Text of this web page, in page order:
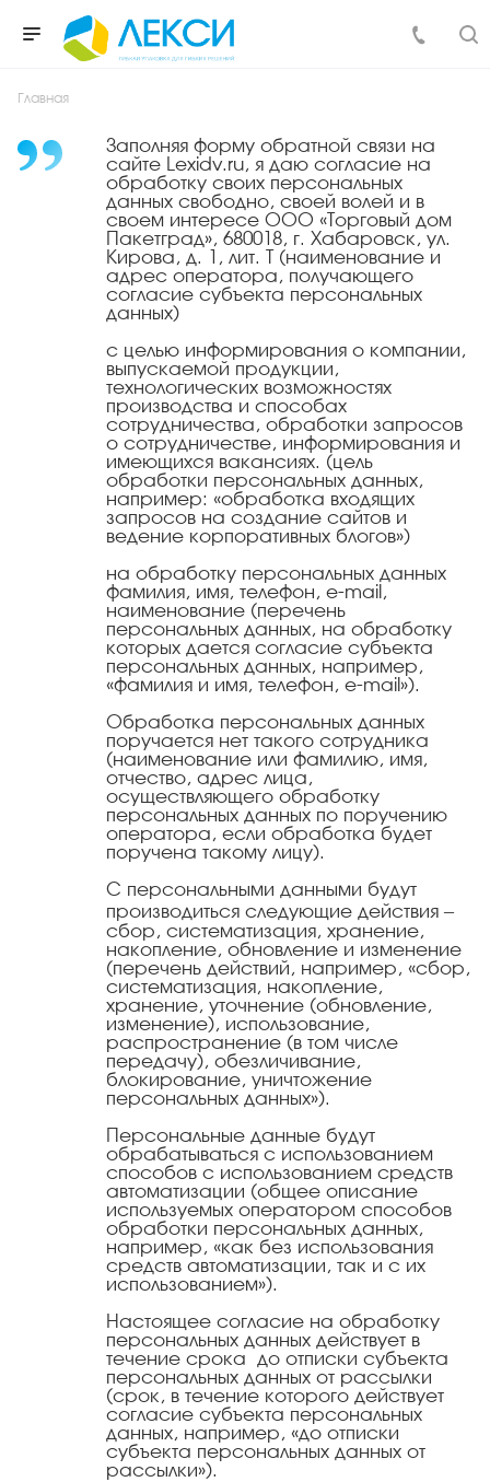
Главная
Заполняя форму обратной связи на
сайте Lexidv.ru, я даю согласие на
обработку своих персональных
данных свободно, своей волей и в
своем интересе ООО «Торговый дом
Пакетград», 680018, г. Хабаровск, ул.
Кирова, д. 1, лит. Т (наименование и
адрес оператора, получающего
согласие субъекта персональных
данных)
с целью информирования о компании,
выпускаемой продукции,
технологических возможностях
производства и способах
сотрудничества, обработки запросов
о сотрудничестве, информирования и
имеющихся вакансиях. (цель
обработки персональных данных,
например: «обработка входящих
запросов на создание сайтов и
ведение корпоративных блогов»)
на обработку персональных данных
фамилия, имя, телефон, e-mail,
наименование (перечень
персональных данных, на обработку
которых дается согласие субъекта
персональных данных, например,
«фамилия и имя, телефон, e-mail»).
Обработка персональных данных
поручается нет такого сотрудника
(наименование или фамилию, имя,
отчество, адрес лица,
осуществляющего обработку
персональных данных по поручению
оператора, если обработка будет
поручена такому лицу).
С персональными данными будут
производиться следующие действия –
сбор, систематизация, хранение,
накопление, обновление и изменение
(перечень действий, например, «сбор,
систематизация, накопление,
хранение, уточнение (обновление,
изменение), использование,
распространение (в том числе
передачу), обезличивание,
блокирование, уничтожение
персональных данных»).
Персональные данные будут
обрабатываться с использованием
способов с использованием средств
автоматизации (общее описание
используемых оператором способов
обработки персональных данных,
например, «как без использования
средств автоматизации, так и с их
использованием»).
Настоящее согласие на обработку
персональных данных действует в
течение срока до отписки субъекта
персональных данных от рассылки
(срок, в течение которого действует
согласие субъекта персональных
данных, например, «до отписки
субъекта персональных данных от
рассылки»).